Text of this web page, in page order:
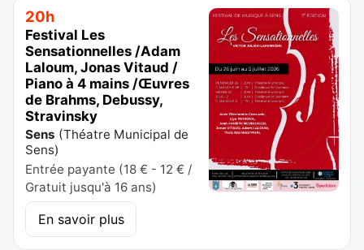
20h
Festival Les
Sensationnelles /Adam
Laloum, Jonas Vitaud /
Piano à 4 mains /Œuvres
de Brahms, Debussy,
Stravinsky
Sens (Théatre Municipal de
Sens)
Entrée payante (18 € - 12 € /
Gratuit jusqu'à 16 ans)
En savoir plus